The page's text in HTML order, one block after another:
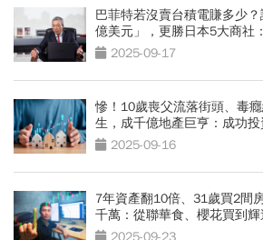
巴菲特若沒賣台積電賺多少
億美元」，更勝日本5大商社
2025-09-17
慘！10歲喪父流落街頭、毒
生，成千億地產巨亨：成功投
2025-09-16
7年資產翻10倍、31歲買2間
千萬：從聯華食、櫻花買到
2025-09-23